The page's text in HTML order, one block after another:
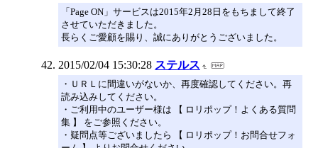
「Page ON」サービスは2015年2月28日をもちまして終了
させていただきました。
長らくご愛顧を賜り、誠にありがとうございました。
2015/02/04 15:30:28 ステルス
・ＵＲＬに間違いがないか、再度確認してください。再
読み込みしてください。
・ご利用中のユーザー様は 【 ロリポップ！よくある質問
集 】 をご参照ください。
・疑問点等ございましたら 【 ロリポップ！お問合せフォ